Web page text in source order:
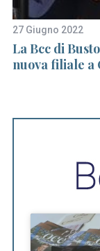
27 Giugno 2022
La Bcc di
nuova filiale a